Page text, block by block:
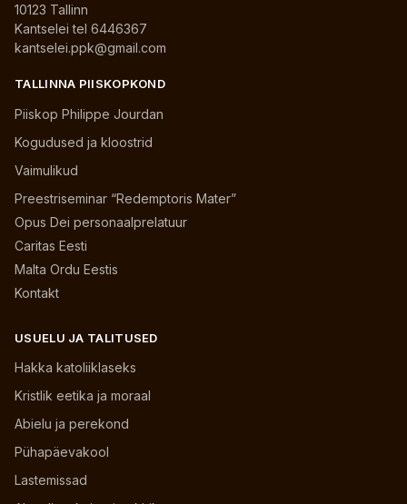
10123 Tallinn
Kantselei tel 6446367
kantselei.ppk@gmail.com
TALLINNA PIISKOPKOND
Piiskop Philippe Jourdan
Kogudused ja kloostrid
Vaimulikud
Preestriseminar “Redemptoris Mater”
Opus Dei personaalprelatuur
Caritas Eesti
Malta Ordu Eestis
Kontakt
USUELU JA TALITUSED
Hakka katoliiklaseks
Kristlik eetika ja moraal
Abielu ja perekond
Pühapäevakool
Lastemissad